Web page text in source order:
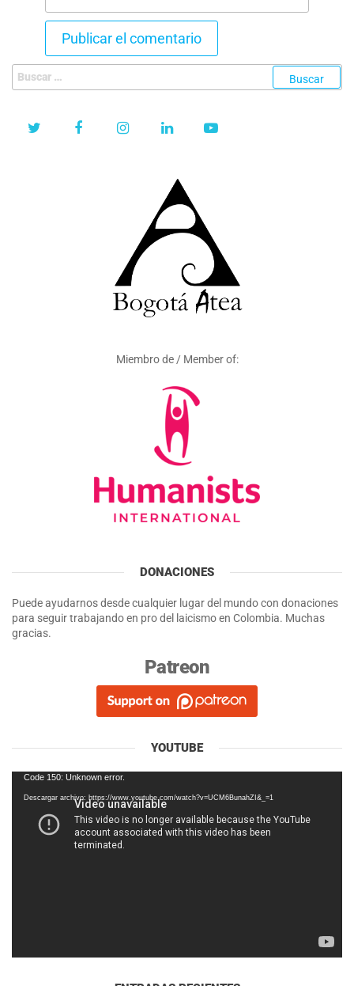
Buscar:
Miembro de / Member of:
DONACIONES
Puede ayudarnos desde cualquier lugar del mundo con donaciones
para seguir trabajando en pro del laicismo en Colombia. Muchas
gracias.
Patreon
YOUTUBE
Reproductor
Code 150: Unknown error.
Descargar archivo: https://www.youtube.com/watch?v=UCM6BunahZI&_=1